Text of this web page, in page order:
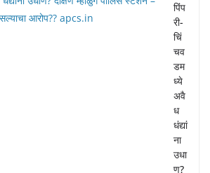
पिंप
री-
चिं
चव
डम
ध्ये
अवै
ध
धंद्यां
ना
उधा
ण?